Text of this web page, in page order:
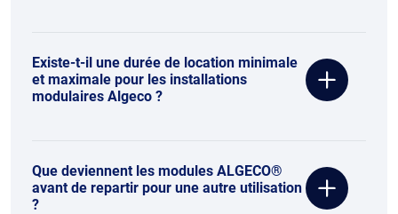
Existe-t-il une durée de location minimale
et maximale pour les installations
modulaires Algeco ?
Que deviennent les modules ALGECO®
avant de repartir pour une autre utilisation
?